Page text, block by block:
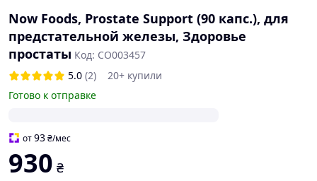
Now Foods, Prostate Support (90 капс.), для
предстательной железы, Здоровье
простаты Код: CO003457
5.0 (2)
20+ купили
Готово к отправке
от93₴/мес
930 ₴